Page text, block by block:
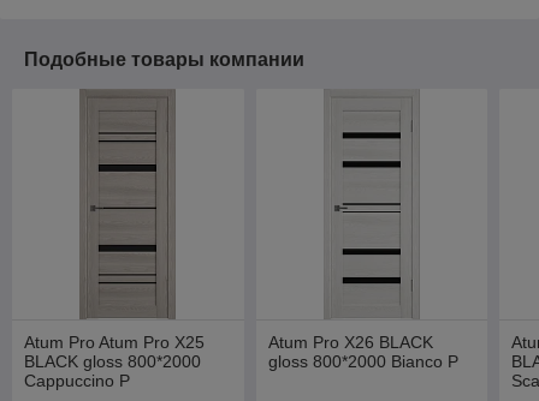
Подобные товары компании
Atum Pro Atum Pro Х25
BLACK gloss 800*2000
Cappuccino Р
Atum Pro Х26 BLACK
gloss 800*2000 Bianco Р